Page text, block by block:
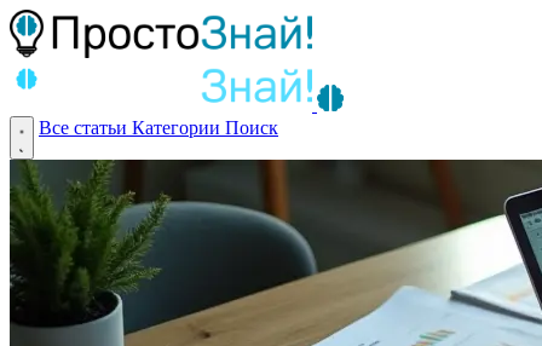
Все статьи Категории Поиск